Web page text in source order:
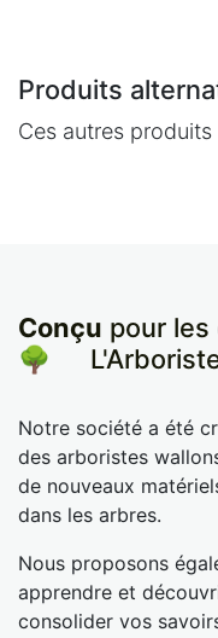
Produits
Ces autres
Conçu pour
🌳
Notre société a été
des arboristes
de nouveaux
dans les arbres.
Nous proposons
apprendre et
consolider vos